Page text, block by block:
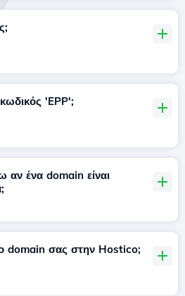
'EPP';
ένα domain είναι
domain σας στην Hostico;